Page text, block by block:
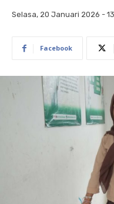
Selasa, 20 Januari 2026 -
Facebook